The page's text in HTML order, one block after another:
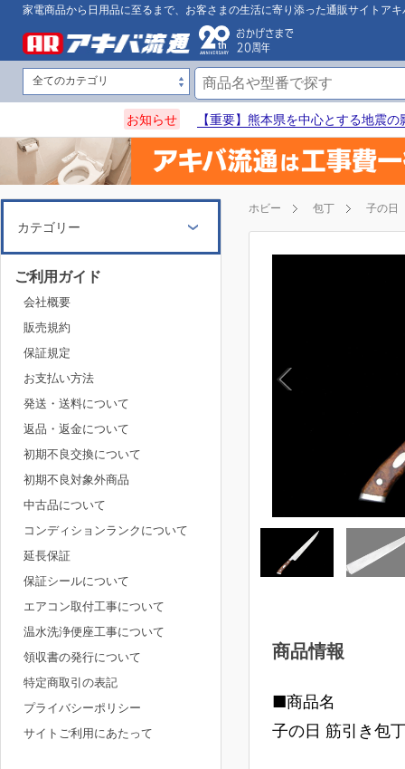
家電商品から日用品に至るまで、お客さまの生活に寄り添った通販サイトアキ
お知らせ 【重要】熊本県を中心とする地震
ホビー 包丁 子の日
商品情報
■商品名
子の日 筋引き包
カテゴリー
ご利用ガイド
会社概要
販売規約
保証規定
お支払い方法
発送・送料について
返品・返金について
初期不良交換について
初期不良対象外商品
中古品について
コンディションランクについて
延長保証
保証シールについて
エアコン取付工事について
温水洗浄便座工事について
領収書の発行について
特定商取引の表記
プライバシーポリシー
サイトご利用にあたって